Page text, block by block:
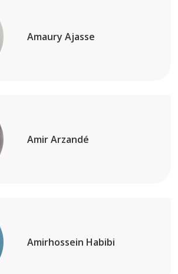
Amaury Ajasse
Amir Arzandé
Amirhossein Habibi